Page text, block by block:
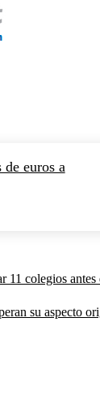
euros a
11 colegios
su aspecto